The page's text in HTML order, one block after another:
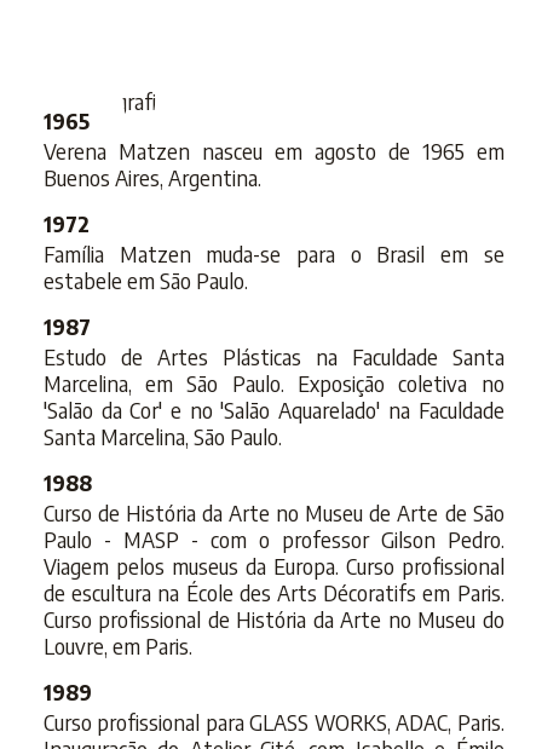
Biografia
1965
Verena Matzen nasceu em agosto de 1965 em
Buenos Aires, Argentina.
1972
Família Matzen muda-se para o Brasil em se
estabele em São Paulo.
1987
Estudo de Artes Plásticas na Faculdade Santa
Marcelina, em São Paulo. Exposição coletiva no
'Salão da Cor' e no 'Salão Aquarelado' na Faculdade
Santa Marcelina, São Paulo.
1988
Curso de História da Arte no Museu de Arte de São
Paulo - MASP - com o professor Gilson Pedro.
Viagem pelos museus da Europa. Curso profissional
de escultura na École des Arts Décoratifs em Paris.
Curso profissional de História da Arte no Museu do
Louvre, em Paris.
1989
Curso profissional para GLASS WORKS, ADAC, Paris.